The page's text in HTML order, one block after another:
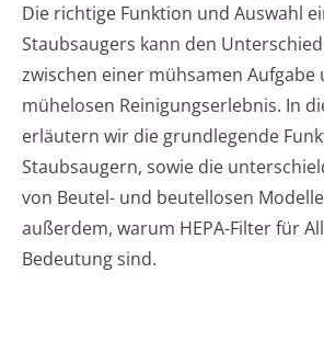
Die richtige Funktion und Auswahl
Staubsaugers kann den
zwischen einer mühsamen Aufgabe
mühelosen Reinigungserlebnis. In
erläutern wir die grundlegende
Staubsaugern, sowie die
von Beutel- und beutellosen
außerdem, warum HEPA-Filter für
Bedeutung sind.